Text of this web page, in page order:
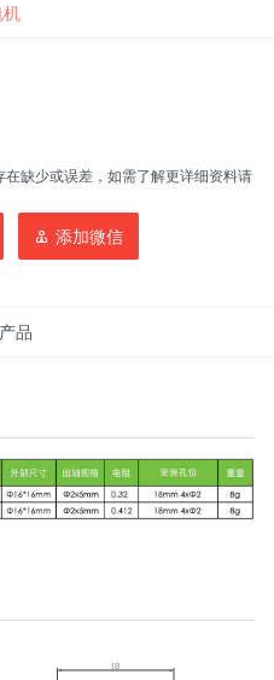
缺少或误差，如需了解更详细资料请
添加微信
品